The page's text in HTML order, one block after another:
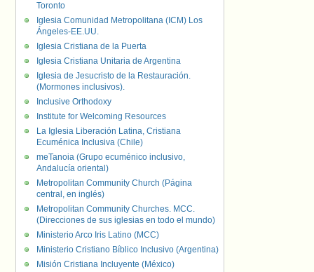
Toronto
Iglesia Comunidad Metropolitana (ICM) Los
Ángeles-EE.UU.
Iglesia Cristiana de la Puerta
Iglesia Cristiana Unitaria de Argentina
Iglesia de Jesucristo de la Restauración.
(Mormones inclusivos).
Inclusive Orthodoxy
Institute for Welcoming Resources
La Iglesia Liberación Latina, Cristiana
Ecuménica Inclusiva (Chile)
meTanoia (Grupo ecuménico inclusivo,
Andalucía oriental)
Metropolitan Community Church (Página
central, en inglés)
Metropolitan Community Churches. MCC.
(Direcciones de sus iglesias en todo el mundo)
Ministerio Arco Iris Latino (MCC)
Ministerio Cristiano Bíblico Inclusivo (Argentina)
Misión Cristiana Incluyente (México)